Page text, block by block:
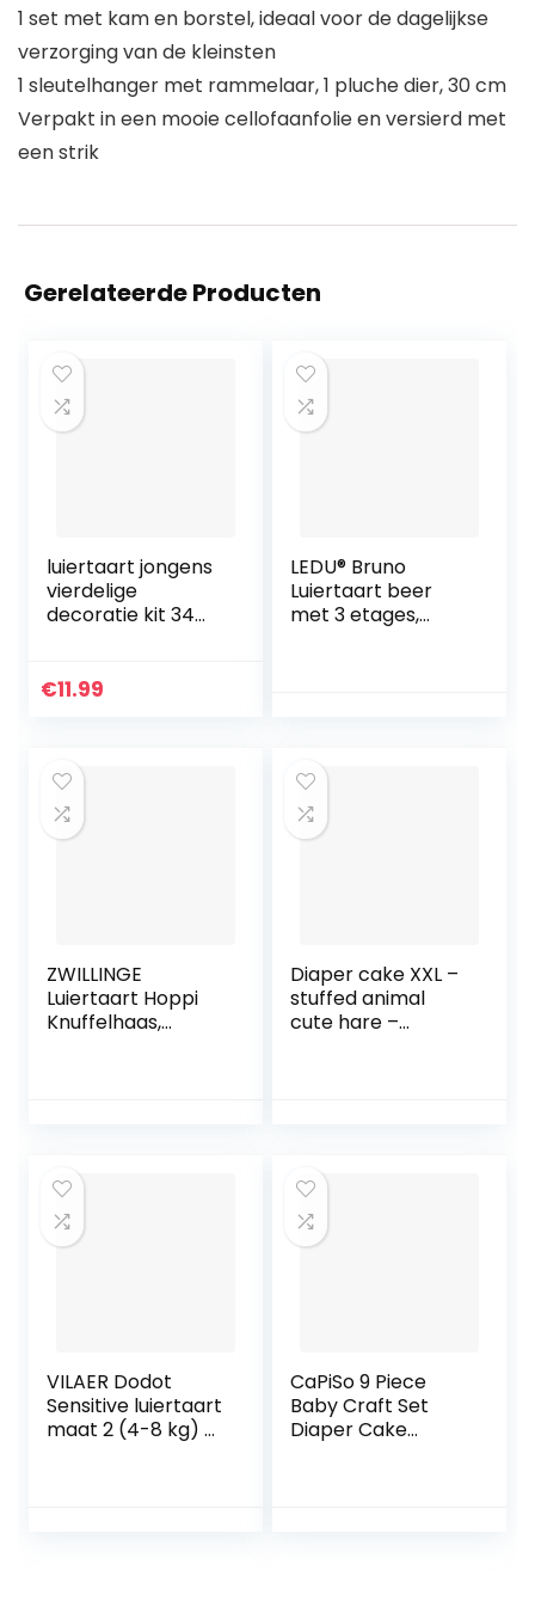
1 set met kam en borstel, ideaal voor de dagelijkse
verzorging van de kleinsten
1 sleutelhanger met rammelaar, 1 pluche dier, 30 cm
Verpakt in een mooie cellofaanfolie en versierd met
een strik
Gerelateerde Producten
luiertaart jongens
vierdelige
decoratie kit 34
€11.99
LEDU® Bruno
Luiertaart beer
met 3 etages,
ZWILLINGE
Luiertaart Hoppi
Knuffelhaas,
Diaper cake XXL –
stuffed animal
cute hare –
VILAER Dodot
Sensitive luiertaart
maat 2 (4-8 kg) –
CaPiSo 9 Piece
Baby Craft Set
Diaper Cake